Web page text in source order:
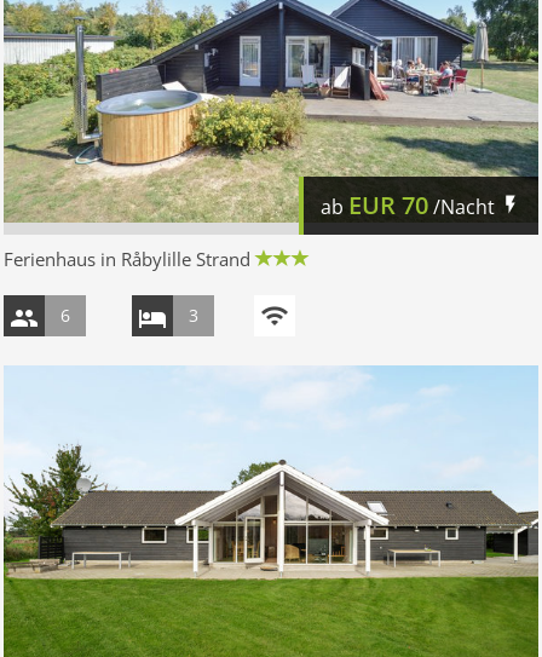
ab EUR70/Nacht
Ferienhaus in Råbylille Strand
6 3